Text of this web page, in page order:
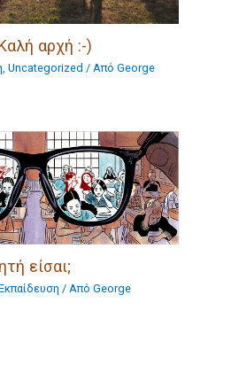
αρχή :-)
, Uncategorized / Από George
είσαι;
/ Από George